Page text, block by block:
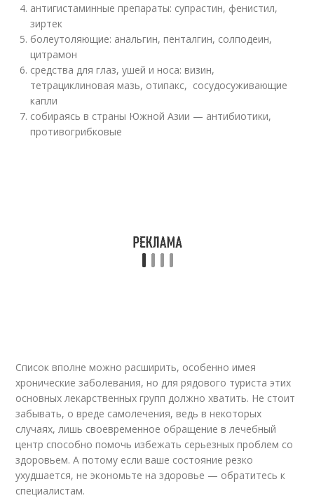
антигистаминные препараты: супрастин, фенистил,
зиртек
болеутоляющие: анальгин, пенталгин, солподеин,
цитрамон
средства для глаз, ушей и носа: визин,
тетрациклиновая мазь, отипакс, сосудосуживающие
капли
собираясь в страны Южной Азии — антибиотики,
противогрибковые
Список вполне можно расширить, особенно имея
хронические заболевания, но для рядового туриста этих
основных лекарственных групп должно хватить. Не стоит
забывать, о вреде самолечения, ведь в некоторых
случаях, лишь своевременное обращение в лечебный
центр способно помочь избежать серьезных проблем со
здоровьем. А потому если ваше состояние резко
ухудшается, не экономьте на здоровье — обратитесь к
специалистам.